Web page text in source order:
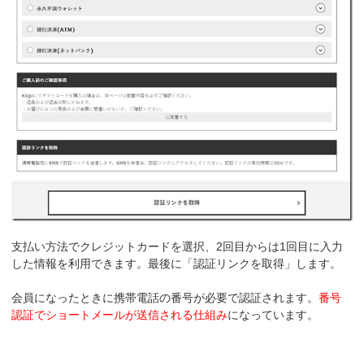
支払い方法でクレジットカードを選択、2回目からは1回目に入力
した情報を利用できます。最後に「認証リンクを取得」します。
会員になったときに携帯電話の番号が必要で認証されます。番号
認証でショートメールが送信される仕組みになっています。